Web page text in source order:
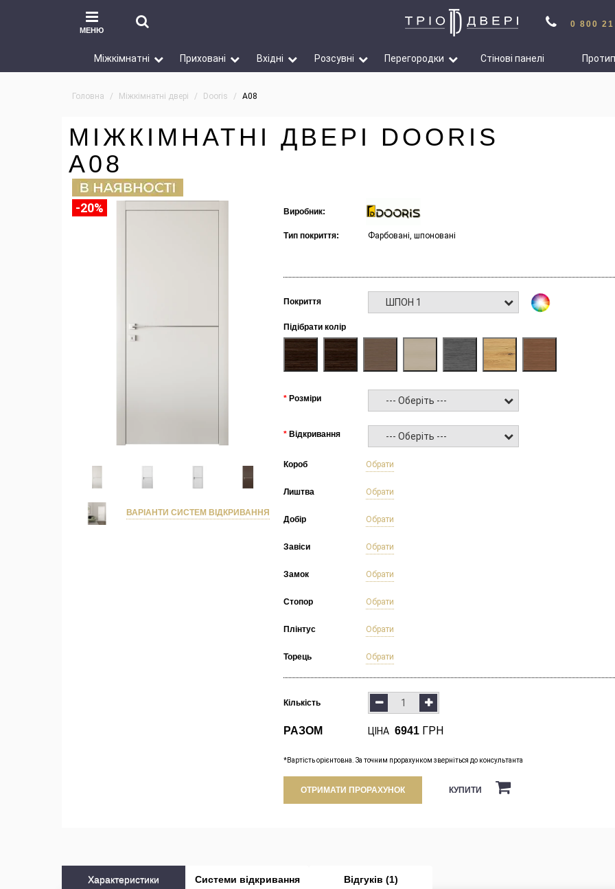
МЕНЮ
0 800
Міжкімнатні Приховані Вхідні Розсувні Перегородки Стінові панелі
Головна Міжкімнатні двері Dooris А08
МІЖКІМНАТНІ ДВЕРІ DOORIS
А08
-20%
ВАРІАНТИ СИСТЕМ ВІДКРИВАННЯ
Виробник:
Тип покриття: Фарбовані, шпоновані
Покриття ШПОН 1
Підібрати колір
Розміри --- Оберіть ---
Відкривання --- Оберіть ---
Короб Обрати
Лиштва Обрати
Добір Обрати
Завіси Обрати
Замок Обрати
Стопор Обрати
Плінтус Обрати
Торець Обрати
Кількість
РАЗОМ ЦІНА 6941 ГРН
*Вартість орієнтовна. За точним прорахунком зверніться до консультанта
ОТРИМАТИ ПРОРАХУНОК КУПИТИ
Характеристики Системи відкривання Відгуків (1)